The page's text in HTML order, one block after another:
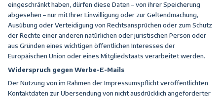
eingeschränkt haben, dürfen diese Daten – von ihrer Speicherung
abgesehen – nur mit Ihrer Einwilligung oder zur Geltendmachung,
Ausübung oder Verteidigung von Rechtsansprüchen oder zum Schutz
der Rechte einer anderen natürlichen oder juristischen Person oder
aus Gründen eines wichtigen öffentlichen Interesses der
Europäischen Union oder eines Mitgliedstaats verarbeitet werden.
Widerspruch gegen Werbe-E-Mails
Der Nutzung von im Rahmen der Impressumspflicht veröffentlichten
Kontaktdaten zur Übersendung von nicht ausdrücklich angeforderter